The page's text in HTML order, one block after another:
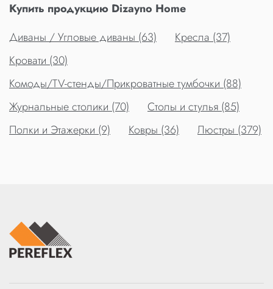
Купить продукцию Dizayno Home
Диваны / Угловые диваны (63)
Кресла (37)
Кровати (30)
Комоды/TV-стенды/Прикроватные тумбочки (88)
Журнальные столики (70)
Столы и стулья (85)
Полки и Этажерки (9)
Ковры (36) Люстры (379)